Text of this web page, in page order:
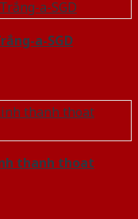
a-SGD
thanh thoat